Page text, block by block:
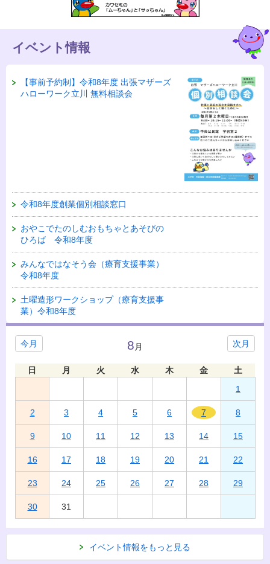
イベント情報
【事前予約制】令和8年度 出張マザーズ
ハローワーク立川 無料相談会
令和8年度創業個別相談窓口
おやこでたのしむおもちゃとあそびの
ひろば 令和8年度
みんなではなそう会（療育支援事業）
令和8年度
土曜造形ワークショップ（療育支援事
業）令和8年度
今月 次月
8 月
日 月 火 水 木 金
土
1
2 3 4 5 6 7 8
9 10 11 12 13 14 15
16 17 18 19 20 21 22
23 24 25 26 27 28 29
30 31
イベント情報をもっと見る